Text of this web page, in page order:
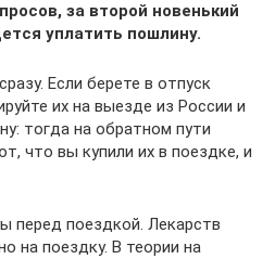
за второй новенький
уплатить пошлину.
Если берете в отпуск
их на выезде из России и
тогда на обратном пути
что вы купили их в поездке, и
перед поездкой. Лекарств
на поездку. В теории на